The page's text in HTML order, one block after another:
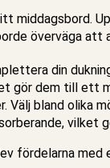
middagsbord.
överväga att
din
gör dem till ett
bland olika
vilket
fördelarna